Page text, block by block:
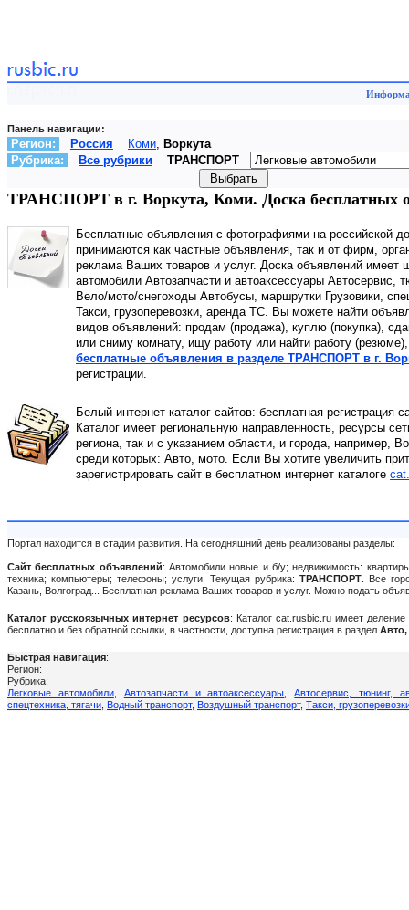
Панель навигации:
Регион: Россия Коми, Воркута
Рубрика:
Все рубрики ТРАНСПОРТ
ТРАНСПОРТ в г. Воркута, Коми. Доска бесплатных
Бесплатные объявления с фотографиями на российской
принимаются как частные объявления, так и от фирм,
реклама Ваших товаров и услуг. Доска объявлений
автомобили Автозапчасти и автоаксессуары Автосервис,
Вело/мото/снегоходы Автобусы, маршрутки Грузовики,
Такси, грузоперевозки, аренда ТС. Вы можете найти
видов объявлений: продам (продажа), куплю (покупка),
или сниму комнату, ищу работу или найти работу
бесплатные объявления в разделе ТРАНСПОРТ в г.
регистрации.
Белый интернет каталог сайтов: бесплатная регистрация
Каталог имеет региональную направленность, ресурсы
региона, так и с указанием области, и города, например,
среди которых: Авто, мото. Если Вы хотите увеличить
зарегистрировать сайт в бесплатном интернет каталоге
Портал находится в стадии развития. На сегодняшний день реализованы разделы:
Сайт бесплатных объявлений: Автомобили новые и б/у; недвижимость:
техника; компьютеры; телефоны; услуги. Текущая рубрика:ТРАНСПОРТ . Все
Казань, Волгоград... Бесплатная реклама Ваших товаров и услуг. Можно подать
Каталог русскоязычных интернет ресурсов: Каталог cat.rusbic.ru имеет
бесплатно и без обратной ссылки, в частности, доступна регистрация в раздел
Быстрая навигация:
Регион:
Рубрика:
Легковые автомобили, Автозапчасти и автоаксессуары ,Автосервис, тюнинг,
спецтехника, тягачи Водный транспорт, Воздушный транспорт, Такси,